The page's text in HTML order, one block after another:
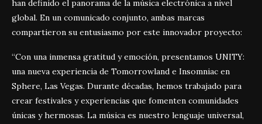
han definido el panorama de la música electrónica a nivel
global. En un comunicado conjunto, ambas marcas
compartieron su entusiasmo por este innovador proyecto:
“Con una inmensa gratitud y emoción, presentamos UNITY:
una nueva experiencia de Tomorrowland e Insomniac en
Sphere, Las Vegas. Durante décadas, hemos trabajado para
crear festivales y experiencias que fomenten comunidades
únicas y hermosas. La música es nuestro lenguaje universal,